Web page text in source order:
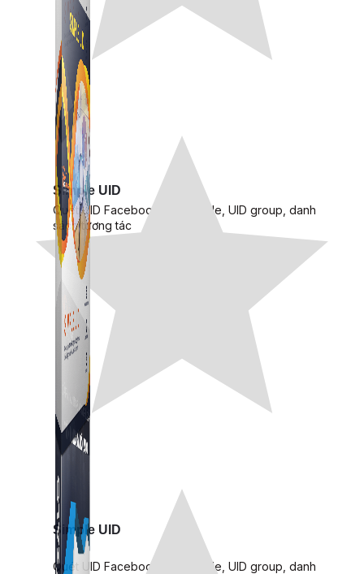
Simple UID
Quét UID Facebook: UID profile, UID group, danh
sách tương tác
Simple UID
Quét UID Facebook: UID profile, UID group, danh